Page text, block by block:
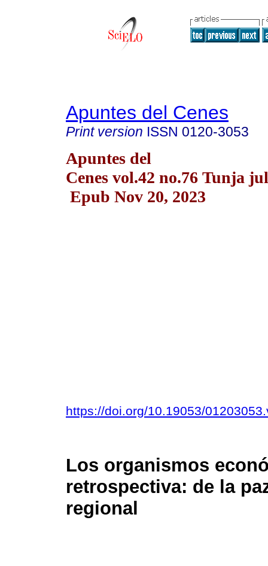
Apuntes del Cenes
Print version ISSN 0120-3053
Apuntes del
Cenes vol.42 no.76 Tunja
Epub Nov 20, 2023
https://doi.org/10.19053/
Los organismos
retrospectiva: de la
regional